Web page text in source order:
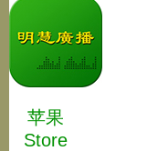
苹果
Store